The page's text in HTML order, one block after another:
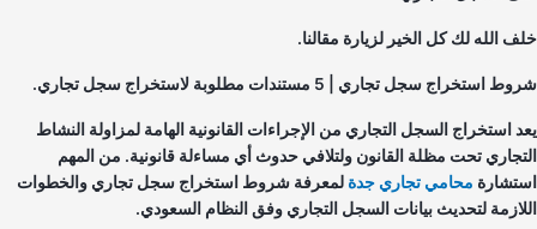
الله لك كل الخير لزيارة مقالنا.
استخراج سجل تجاري | 5 مستندات مطلوبة لاستخراج سجل تجاري.
استخراج السجل التجاري من الإجراءات القانونية الهامة لمزاولة النشاط
تحت مظلة القانون ولتلافي حدوث أي مساءلة قانونية. من المهم
محامي تجاري جدةلمعرفة شروط استخراج سجل تجاري والخطوات
لتحديث بيانات السجل التجاري وفق النظام السعودي.